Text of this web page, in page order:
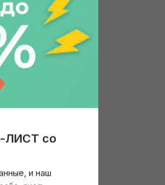
Источник
ЛИСТ со
и наш